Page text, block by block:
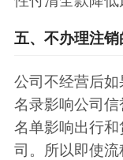
五、不办理注销
公司不经营后
名录影响公司
名单影响出行
司。所以即使